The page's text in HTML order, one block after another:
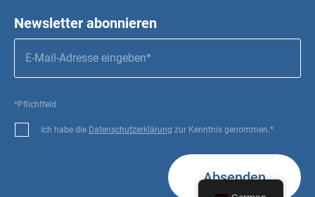
Newsletter abonnieren
*Pflichtfeld
Ich habe die Datenschutzerklärung zur Kenntnis genommen.*
Absenden